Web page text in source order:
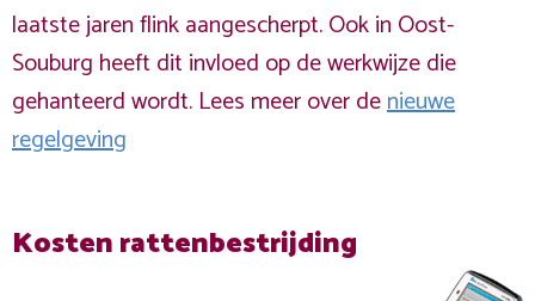
laatste jaren flink aangescherpt. Ook in Oost-
Souburg heeft dit invloed op de werkwijze die
gehanteerd wordt. Lees meer over denieuwe
regelgeving
Kosten rattenbestrijding